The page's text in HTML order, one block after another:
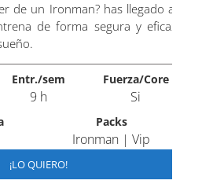
de un Ironman? has llegado al
de forma segura y eficaz
Entr./sem
9 h
Fuerza/Core
Si
Packs
Ironman | Vip
¡LO QUIERO!